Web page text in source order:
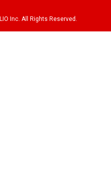
Inc. All Rights Reserved.